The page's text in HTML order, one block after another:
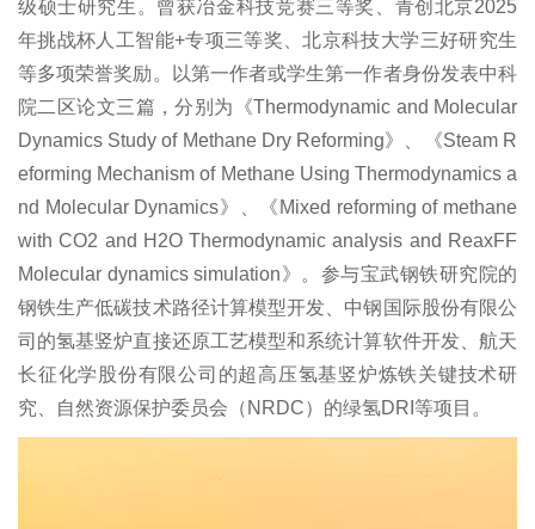
级硕士研究生。曾获冶金科技竞赛三等奖、青创北京2025
年挑战杯人工智能+专项三等奖、北京科技大学三好研究生
等多项荣誉奖励。以第一作者或学生第一作者身份发表中科
院二区论文三篇，分别为《Thermodynamic and Molecular
Dynamics Study of Methane Dry Reforming》、《Steam R
eforming Mechanism of Methane Using Thermodynamics a
nd Molecular Dynamics》、《Mixed reforming of methane
with CO2 and H2O Thermodynamic analysis and ReaxFF
Molecular dynamics simulation》。参与宝武钢铁研究院的
钢铁生产低碳技术路径计算模型开发、中钢国际股份有限公
司的氢基竖炉直接还原工艺模型和系统计算软件开发、航天
长征化学股份有限公司的超高压氢基竖炉炼铁关键技术研
究、自然资源保护委员会（NRDC）的绿氢DRI等项目。